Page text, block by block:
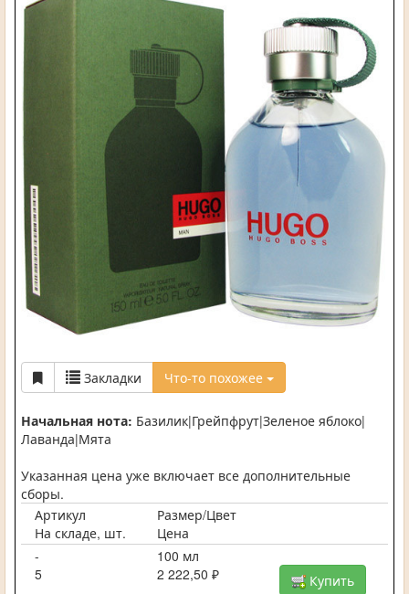
Закладки Что-то похожее
Начальная нота: Базилик|Грейпфрут|Зеленое яблоко|
Лаванда|Мята
Указанная цена уже включает все дополнительные
сборы.
Артикул
Размер/Цвет
На складе, шт.
Цена
-
100 мл
5
2 222,50 ₽ Купить